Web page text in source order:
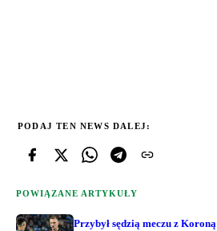
PODAJ TEN NEWS DALEJ:
POWIĄZANE ARTYKUŁY
Przybył sędzią meczu z Koroną